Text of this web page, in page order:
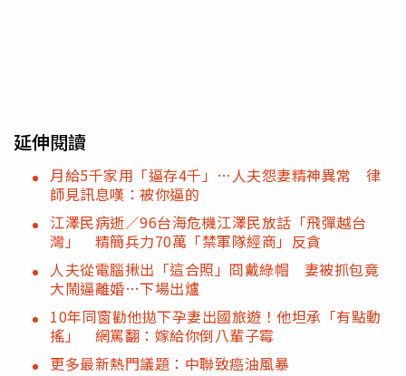
延伸閱讀
月給5千家用「逼存4千」…人夫怨妻精神異常 律
師見訊息嘆：被你逼的
江澤民病逝／96台海危機江澤民放話「飛彈越台
灣」 精簡兵力70萬「禁軍隊經商」反貪
人夫從電腦揪出「這合照」冏戴綠帽 妻被抓包竟
大鬧逼離婚…下場出爐
10年同窗勸他拋下孕妻出國旅遊！他坦承「有點動
搖」 網罵翻：嫁給你倒八輩子霉
更多最新熱門議題：中聯致癌油風暴